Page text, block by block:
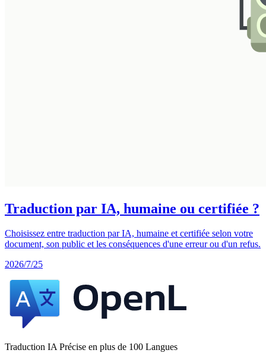
Traduction par IA, humaine ou certifiée ?
Choisissez entre traduction par IA, humaine et certifiée selon votre
document, son public et les conséquences d'une erreur ou d'un refus.
2026/7/25
Traduction IA Précise en plus de 100 Langues